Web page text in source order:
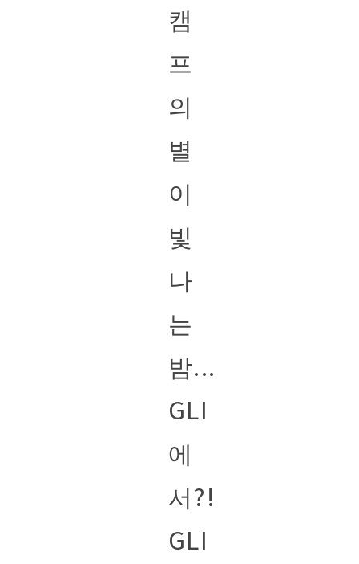
캠
프
의
별
이
빛
나
는
밤...
GLI
에
서?!
GLI